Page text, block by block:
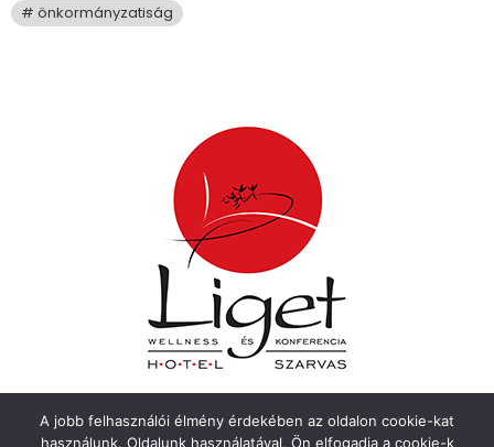
önkormányzatiság
A jobb felhasználói élmény érdekében az oldalon cookie-kat
használunk. Oldalunk használatával, Ön elfogadja a cookie-k